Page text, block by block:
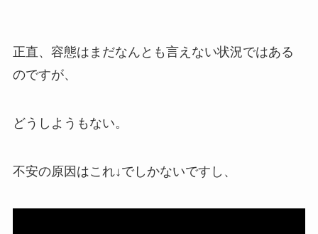
正直、容態はまだなんとも言えない状況ではある
のですが、
どうしようもない。
不安の原因はこれ↓でしかないですし、